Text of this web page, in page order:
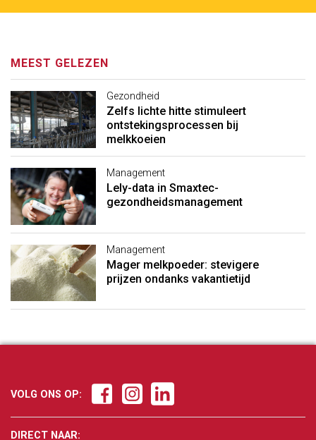
MEEST GELEZEN
Gezondheid
Zelfs lichte hitte stimuleert
ontstekingsprocessen bij
melkkoeien
Management
Lely-data in Smaxtec-
gezondheidsmanagement
Management
Mager melkpoeder: stevigere
prijzen ondanks vakantietijd
VOLG ONS OP:
DIRECT NAAR: